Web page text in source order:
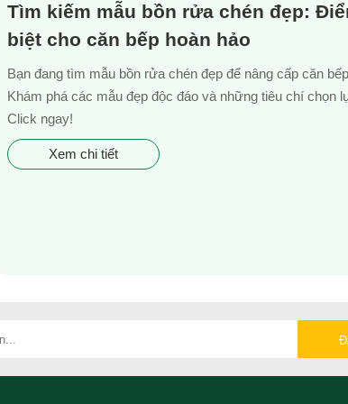
Tìm kiếm mẫu bồn rửa chén đẹp:
biệt cho căn bếp hoàn hảo
Bạn đang tìm mẫu bồn rửa chén đẹp để nâng cấp căn
Khám phá các mẫu đẹp độc đáo và những tiêu chí chọn
Click ngay!
Xem chi tiết